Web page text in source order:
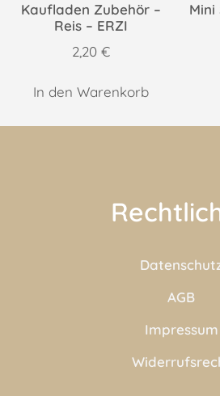
Kaufladen Zubehör –
Reis – ERZI
2,20 €
In den Warenkorb
Mini
AGB
Impressum